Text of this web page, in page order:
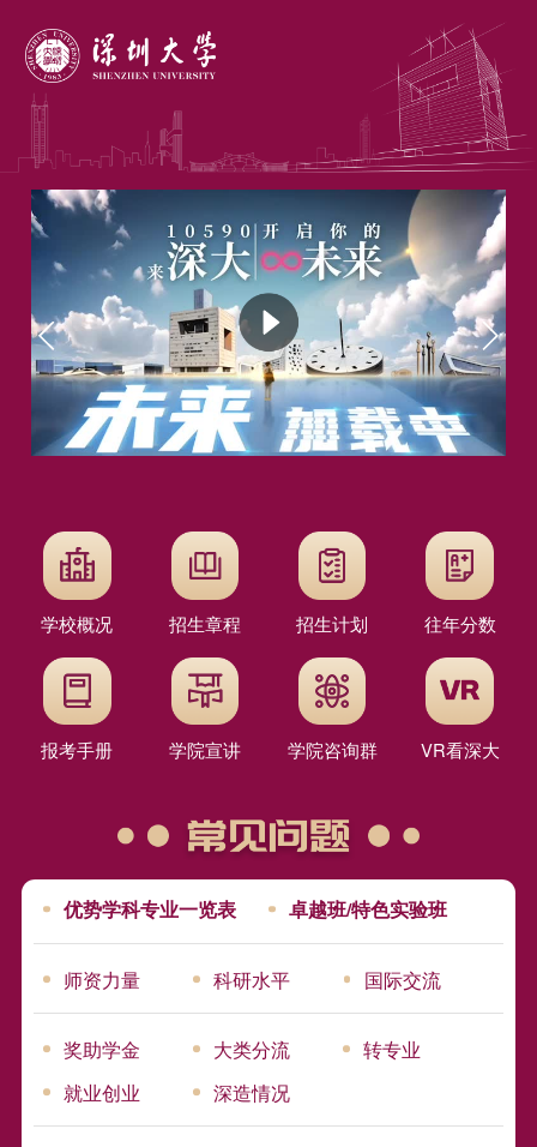
学校概况 招生章程 招生计划 往年分数
报考手册 学院宣讲 学院咨询群 VR看深大
优势学科专业一览表 卓越班/特色实验班
师资力量 科研水平 国际交流
奖助学金 大类分流
转专业
就业创业
深造情况